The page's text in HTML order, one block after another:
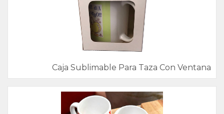
Caja Sublimable Para Taza Con Ventana